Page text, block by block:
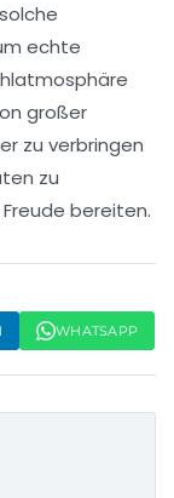
echte
großer
zu verbringen
zu
bereiten.
WHATSAPP